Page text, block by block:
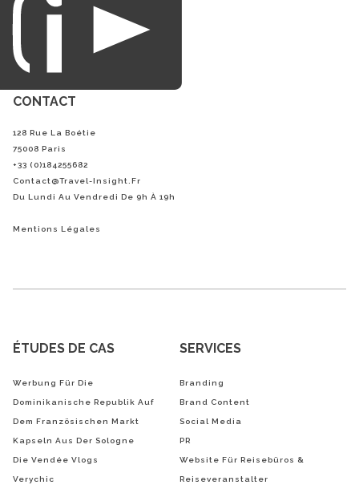
CONTACT
128 Rue La Boétie
75008 Paris
+33 (0)184255682
Contact@Travel-Insight.fr
Du Lundi Au Vendredi De 9h À 19h
Mentions Légales
ÉTUDES DE CAS
Werbung Für Die
Dominikanische Republik Auf
Dem Französischen Markt
Kapseln Aus Der Sologne
Die Vendée Vlogs
Verychic
SERVICES
Branding
Brand Content
Social Media
PR
Website Für Reisebüros &
Reiseveranstalter